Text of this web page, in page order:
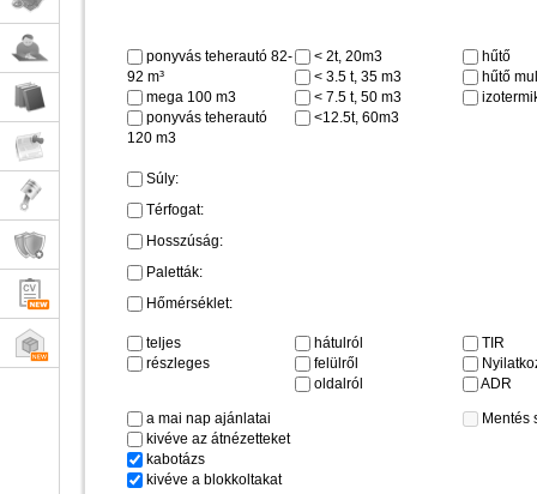
ponyvás teherautó 82-
92 m³
mega 100 m3
ponyvás teherautó
120 m3
< 2t, 20m3
< 3.5 t, 35 m3
< 7.5 t, 50 m3
<12.5t, 60m3
hűtő
hűtő
Súly:
Térfogat:
Hosszúság:
Paletták:
Hőmérséklet:
teljes
részleges
hátulról
felülről
oldalról
TIR
ADR
a mai nap ajánlatai
kivéve az átnézetteket
kabotázs
kivéve a blokkoltakat
Mentés